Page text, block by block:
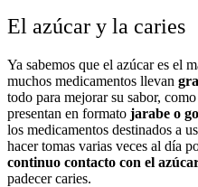
El azúcar y la caries
Ya sabemos que el azúcar es el
muchos medicamentos llevan
todo para mejorar su sabor,
presentan en formato jarabe o
los medicamentos destinados a
hacer tomas varias veces al día
continuo contacto con el
padecer caries.